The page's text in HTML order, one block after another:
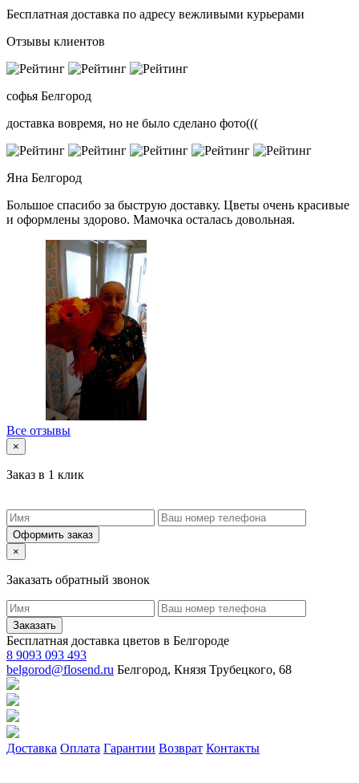
Бесплатная доставка по адресу вежливыми курьерами
Отзывы клиентов
софья Белгород
доставка вовремя, но не было сделано фото(((
Яна Белгород
Большое спасибо за быструю доставку. Цветы очень красивые
и оформлены здорово. Мамочка осталась довольная.
Все отзывы
×
Заказ в 1 клик
Оформить заказ
×
Заказать обратный звонок
Заказать
Бесплатная доставка цветов в Белгороде
8 9093 093 493
belgorod@flosend.ru Белгород, Князя Трубецкого, 68
Доставка Оплата Гарантии Возврат Контакты